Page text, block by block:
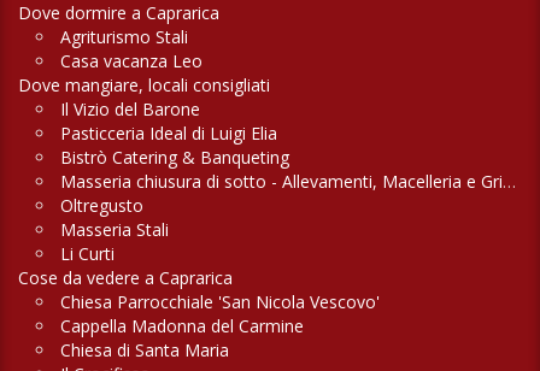
Dove dormire a Caprarica
Agriturismo Stali
Casa vacanza Leo
Dove mangiare, locali consigliati
Il Vizio del Barone
Pasticceria Ideal di Luigi Elia
Bistrò Catering & Banqueting
Masseria chiusura di sotto - Allevamenti, Macelleria e Griglieria
Oltregusto
Masseria Stali
Li Curti
Cose da vedere a Caprarica
Chiesa Parrocchiale 'San Nicola Vescovo'
Cappella Madonna del Carmine
Chiesa di Santa Maria